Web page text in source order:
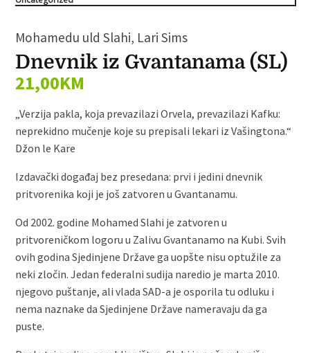
Mohamedu uld Slahi, Lari Sims
Dnevnik iz Gvantanama (SL)
21,00KM
„Verzija pakla, koja prevazilazi Orvela, prevazilazi Kafku:
neprekidno mučenje koje su prepisali lekari iz Vašingtona.“
Džon le Kare
Izdavački događaj bez presedana: prvi i jedini dnevnik
pritvorenika koji je još zatvoren u Gvantanamu.
Od 2002. godine Mohamed Slahi je zatvoren u
pritvoreničkom logoru u Zalivu Gvantanamo na Kubi. Svih
ovih godina Sjedinjene Države ga uopšte nisu optužile za
neki zločin. Jedan federalni sudija naredio je marta 2010.
njegovo puštanje, ali vlada SAD-a je osporila tu odluku i
nema naznake da Sjedinjene Države nameravaju da ga
puste.